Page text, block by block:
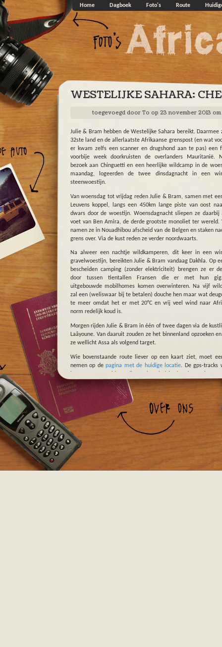
Overslaan en naar de algemene inhoud gaan
Home Dagboek Foto's Route
WESTELIJKE SAHARA:
toegevoegd door To op 23 november 2013 om
Julie & Bram hebben de Westelijke Sahara bereikt. Daarmee
32ste land en de allerlaatste Afrikaanse grenspost (en wat
er kwam zelfs een scanner en drugshond aan te pas) een
voorbije week doorkruisten de overlanders Mauritanië.
bezoek aan Chinguetti en een heerlijke wildcamp in de
maandag, logeerden de twee dinsdagnacht in een
steenwoestijn.
Van woensdag tot vrijdag reden Julie & Bram, samen met
Leuvens koppel, langs een 450km lange piste van oost
dwars door de woestijn. Woensdagnacht sliepen ze daarbij
voet van Ben Amira, de derde grootste monoliet ter wereld.
namen ze in Nouadhibou afscheid van de Belgen en staken
grens over. Via de kust reden ze verder noordwaarts.
Na alweer een nachtje wildkamperen, dit keer in een
gravelwoestijn, bereikten Julie & Bram vandaag Dakhla. Op
bescheiden camping (zonder elektriciteit) brengen ze er
door tussen tientallen Fransen die er met hun
uitgebouwde mobilhomes komen overwinteren. Na vijf
zal een (weliswaar bij te betalen) douche hen maar wat
te meer omdat het er met 20°C en vrij veel wind naar
norm redelijk koud is.
Morgen rijden Julie & Bram in één of twee dagen via de
Laâyoune. Van daaruit zouden ze het binnenland opzoeken
ze wellicht Assa als volgend target.
Wie bovenstaande route liever op een kaart ziet, moet
nemen op de pagina met de huidige locatie. De gps-tracks
Julie & Bram de afgelopen 427 dagen hebben afgelegd. Een
versie van de kaart vind je opGoogle Maps